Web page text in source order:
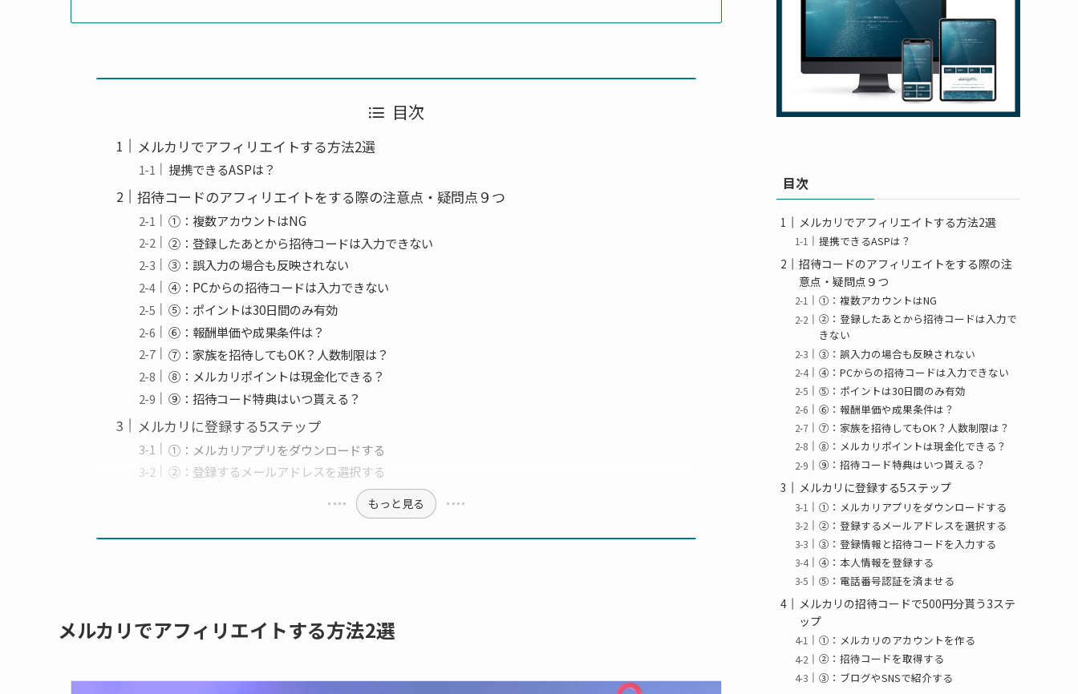
目次
メルカリでアフィリエイトする方法2選
提携できるASPは？
招待コードのアフィリエイトをする際の注意点・疑問点９つ
①：複数アカウントはNG
②：登録したあとから招待コードは入力できない
③：誤入力の場合も反映されない
④：PCからの招待コードは入力できない
⑤：ポイントは30日間のみ有効
⑥：報酬単価や成果条件は？
⑦：家族を招待してもOK？人数制限は？
⑧：メルカリポイントは現金化できる？
⑨：招待コード特典はいつ貰える？
メルカリに登録する5ステップ
①：メルカリアプリをダウンロードする
②：登録するメールアドレスを選択する
もっと見る
メルカリでアフィリエイトする方法2選
目次
メルカリでアフィリエイトする方法2選
提携できるASPは？
招待コードのアフィリエイトをする際の注
意点・疑問点９つ
①：複数アカウントはNG
②：登録したあとから招待コードは入力で
きない
③：誤入力の場合も反映されない
④：PCからの招待コードは入力できない
⑤：ポイントは30日間のみ有効
⑥：報酬単価や成果条件は？
⑦：家族を招待してもOK？人数制限は？
⑧：メルカリポイントは現金化できる？
⑨：招待コード特典はいつ貰える？
メルカリに登録する5ステップ
①：メルカリアプリをダウンロードする
②：登録するメールアドレスを選択する
③：登録情報と招待コードを入力する
④：本人情報を登録する
⑤：電話番号認証を済ませる
メルカリの招待コードで500円分貰う3ステ
ップ
①：メルカリのアカウントを作る
②：招待コードを取得する
③：ブログやSNSで紹介する